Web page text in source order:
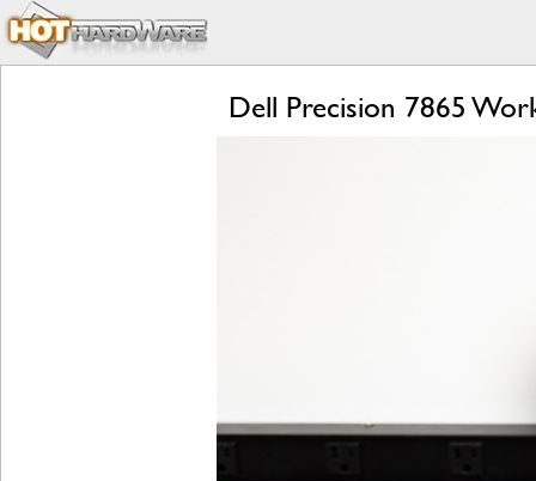
Dell Precision 7865